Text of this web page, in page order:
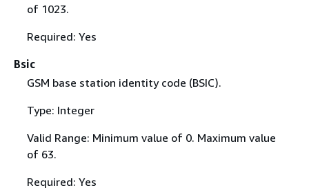
of 1023.
Required: Yes
Bsic
GSM base station identity code (BSIC).
Type: Integer
Valid Range: Minimum value of 0. Maximum value
of 63.
Required: Yes